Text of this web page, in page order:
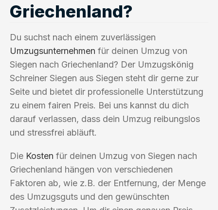
Griechenland?
Du suchst nach einem zuverlässigen
Umzugsunternehmen für deinen Umzug von
Siegen nach Griechenland? Der Umzugskönig
Schreiner Siegen aus Siegen steht dir gerne zur
Seite und bietet dir professionelle Unterstützung
zu einem fairen Preis. Bei uns kannst du dich
darauf verlassen, dass dein Umzug reibungslos
und stressfrei abläuft.
Die Kosten für deinen Umzug von Siegen nach
Griechenland hängen von verschiedenen
Faktoren ab, wie z.B. der Entfernung, der Menge
des Umzugsguts und den gewünschten